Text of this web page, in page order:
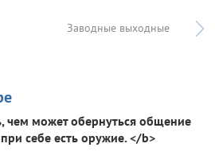
Заводные выходные
чем может обернуться общение
себе есть оружие. </b>